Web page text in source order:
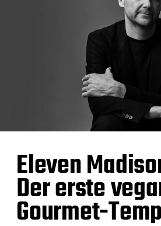
Eleven
Der erste
Gourmet-